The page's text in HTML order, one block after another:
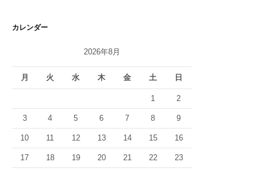
カレンダー
2026年8月
月 火 水 木 金 土 日
1 2
3 4 5 6 7 8 9
10 11 12 13 14 15 16
17 18 19 20 21 22 23